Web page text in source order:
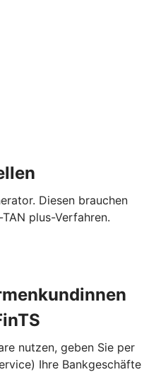
Diesen brauchen
plus-Verfahren.
nutzen, geben Sie per
Ihre Bankgeschäfte